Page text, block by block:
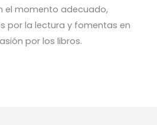
el momento adecuado,
por la lectura y fomentas en
por los libros.